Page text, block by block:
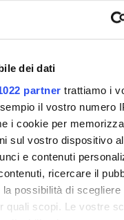
dei dati
partner trattiamo i
il vostro numero
i cookie per
sul vostro dispositivo
e contenuti
ricercare il
possibilità di
quali scopi. Le vostre
Registra un ID
internet.
Utilizzato da
Analytics per
che un utente
il sito internet,
le dati per la
e la visita più
Utilizzato da
Analytics per